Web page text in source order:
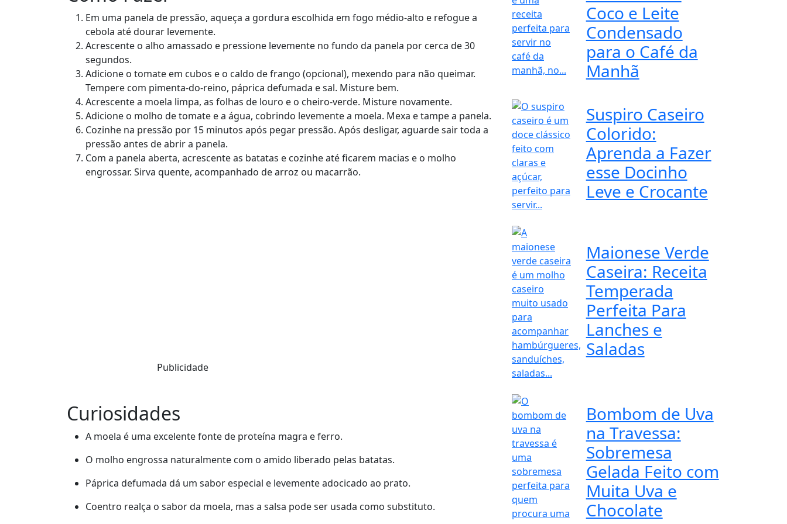
Em uma panela de pressão, aqueça a gordura escolhida em fogo médio-alto e refogue a
cebola até dourar levemente.
Acrescente o alho amassado e pressione levemente no fundo da panela por cerca de 30
segundos.
Adicione o tomate em cubos e o caldo de frango (opcional), mexendo para não queimar.
Tempere com pimenta-do-reino, páprica defumada e sal. Misture bem.
Acrescente a moela limpa, as folhas de louro e o cheiro-verde. Misture novamente.
Adicione o molho de tomate e a água, cobrindo levemente a moela. Mexa e tampe a panela.
Cozinhe na pressão por 15 minutos após pegar pressão. Após desligar, aguarde sair toda a
pressão antes de abrir a panela.
Com a panela aberta, acrescente as batatas e cozinhe até ficarem macias e o molho
engrossar. Sirva quente, acompanhado de arroz ou macarrão.
Publicidade
Curiosidades
A moela é uma excelente fonte de proteína magra e ferro.
O molho engrossa naturalmente com o amido liberado pelas batatas.
Páprica defumada dá um sabor especial e levemente adocicado ao prato.
Coentro realça o sabor da moela, mas a salsa pode ser usada como substituto.
Coco e Leite
Condensado
para o Café da
Manhã
Suspiro Caseiro
Colorido:
Aprenda a Fazer
esse Docinho
Leve e Crocante
Maionese Verde
Caseira: Receita
Temperada
Perfeita Para
Lanches e
Saladas
Bombom de Uva
na Travessa:
Sobremesa
Gelada Feito com
Muita Uva e
Chocolate